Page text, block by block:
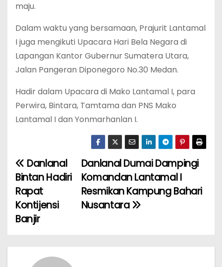
maju.
Dalam waktu yang bersamaan, Prajurit Lantamal
I juga mengikuti Upacara Hari Bela Negara di
Lapangan Kantor Gubernur Sumatera Utara,
Jalan Pangeran Diponegoro No.30 Medan.
Hadir dalam Upacara di Mako Lantamal I, para
Perwira, Bintara, Tamtama dan PNS Mako
Lantamal I dan Yonmarhanlan I.
N
a
v
g
Danlanal Dumai Dampingi
Komandan Lantamal I
Resmikan Kampung Bahari
Nusantara
Danlanal
Bintan Hadiri
Rapat
Kontijensi
Banjir